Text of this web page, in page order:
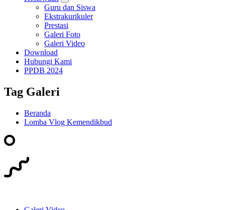
Guru dan Siswa
Ekstrakurikuler
Prestasi
Galeri Foto
Galeri Video
Download
Hubungi Kami
PPDB 2024
Tag Galeri
Beranda
Lomba Vlog Kemendikbud